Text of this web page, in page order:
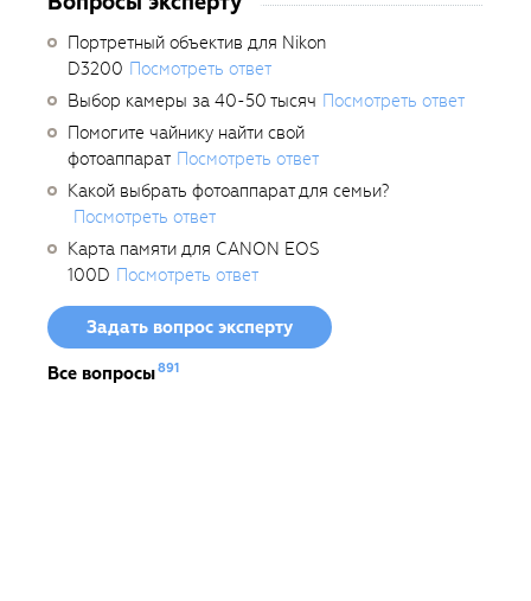
Портретный объектив для Nikon
D3200 Посмотреть ответ
Выбор камеры за 40-50 тысяч Посмотреть ответ
Помогите чайнику найти свой
фотоаппарат Посмотреть ответ
Какой выбрать фотоаппарат для семьи?
Посмотреть ответ
Карта памяти для CANON EOS
100D Посмотреть ответ
Задать вопрос эксперту
Все вопросы891